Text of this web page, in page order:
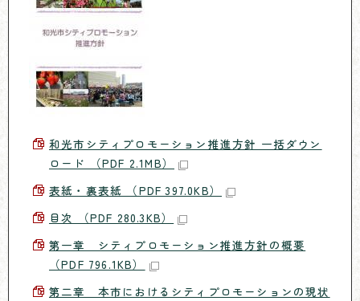
和光市シティプロモーション推進方針 一括ダウン
ロード （PDF 2.1MB）
表紙・裏表紙 （PDF 397.0KB）
目次 （PDF 280.3KB）
第一章 シティプロモーション推進方針の概要
（PDF 796.1KB）
第二章 本市におけるシティプロモーションの現状